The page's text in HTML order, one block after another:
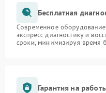
Бесплатная
Современное
экспресс-диагностику и
сроки, минимизируя время
Гарантия на